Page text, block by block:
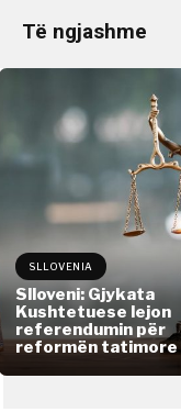
Të ngjashme
SLLOVENIA
Slloveni: Gjykata
Kushtetuese lejon
referendumin për
reformën tatimore